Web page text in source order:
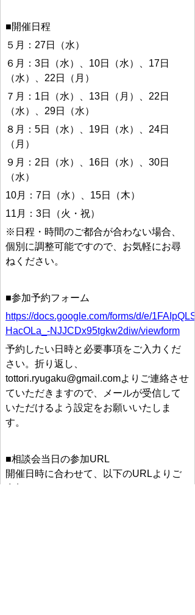
■開催日程
５月：27日（水）
６月：3日（水）、10日（水）、17日
（水）、22日（月）
７月：1日（水）、13日（月）、22日
（水）、29日（水）
８月：5日（水）、19日（水）、24日
（月）
９月：2日（水）、16日（水）、30日
（水）
10月：7日（水）、15日（木）
11月：3日（火・祝）
※日程・時間のご都合が合わない場合、
個別に調整可能ですので、お気軽にお尋
ねください。
■参加予約フォーム
https://docs.google.com/forms/d/e/
HacOLa_-NJJCDx95tgkw2diw/viewform
予約したい日時と必要事項をご入力くだ
さい。 折り返し、
tottori.ryugaku@gmail.comよりご連絡させ
ていただきますので、メールが受信して
いただけるよう設定をお願いいたしま
す。
■相談会当日の参加URL
開催日時に合わせて、以下のURLよりご